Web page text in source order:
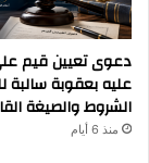
دعوى تعيين قيم
عليه بعقوبة سالبة
الشروط والصيغة
منذ 6 أيام